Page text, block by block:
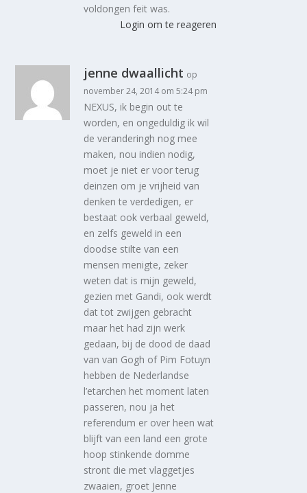
voldongen feit was.
Login om te reageren
jenne dwaallicht op
november 24, 2014 om 5:24 pm
NEXUS, ik begin out te
worden, en ongeduldig ik wil
de veranderingh nog mee
maken, nou indien nodig,
moet je niet er voor terug
deinzen om je vrijheid van
denken te verdedigen, er
bestaat ook verbaal geweld,
en zelfs geweld in een
doodse stilte van een
mensen menigte, zeker
weten dat is mijn geweld,
gezien met Gandi, ook werdt
dat tot zwijgen gebracht
maar het had zijn werk
gedaan, bij de dood de daad
van van Gogh of Pim Fotuyn
hebben de Nederlandse
l’etarchen het moment laten
passeren, nou ja het
referendum er over heen wat
blijft van een land een grote
hoop stinkende domme
stront die met vlaggetjes
zwaaien, groet Jenne